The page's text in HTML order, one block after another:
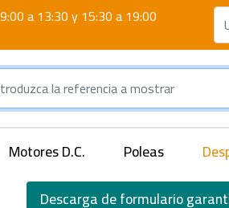
a 13:30 y 15:30 a 19:00
Motores D.C. Poleas
Descarga de formulario